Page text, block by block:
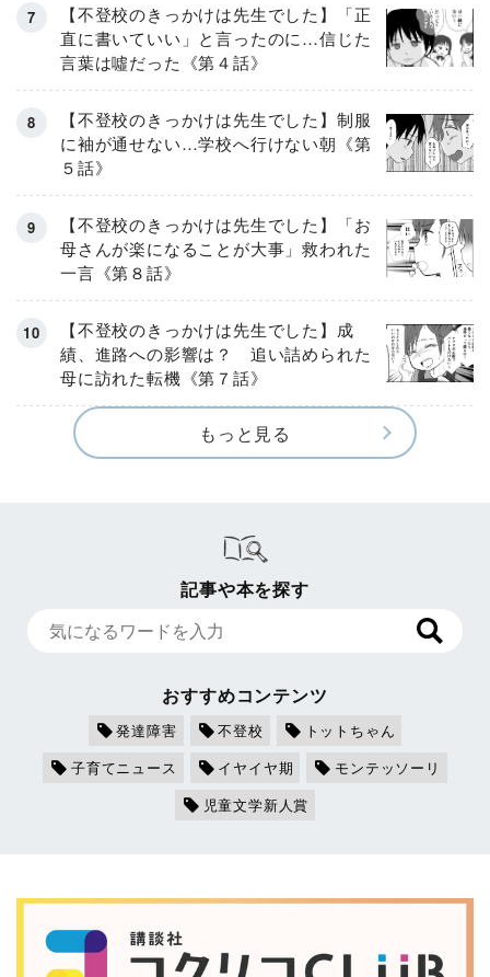
【不登校のきっかけは先生でした】「正
直に書いていい」と言ったのに…信じた
言葉は噓だった《第４話》
【不登校のきっかけは先生でした】制服
に袖が通せない…学校へ行けない朝《第
５話》
【不登校のきっかけは先生でした】「お
母さんが楽になることが大事」救われた
一言《第８話》
【不登校のきっかけは先生でした】成
績、進路への影響は？ 追い詰められた
母に訪れた転機《第７話》
もっと見る
記事や本を探す
おすすめコンテンツ
発達障害 不登校
トットちゃん
子育てニュース
イヤイヤ期
モンテッソーリ
児童文学新人賞